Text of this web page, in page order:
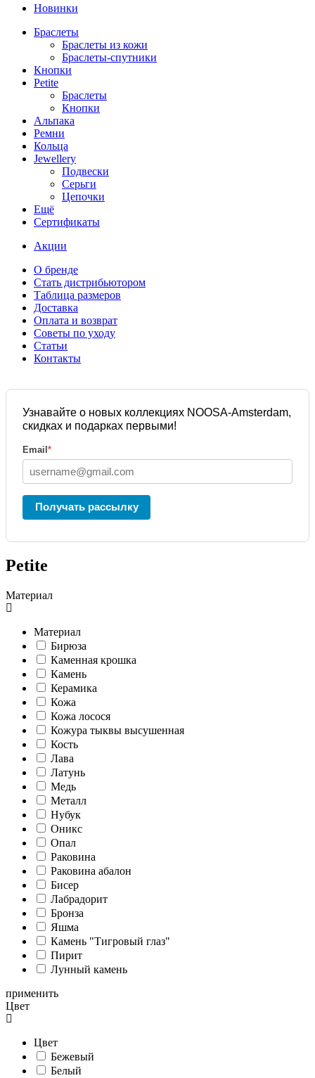
Новинки
Браслеты
Браслеты из кожи
Браслеты-спутники
Кнопки
Petite
Браслеты
Кнопки
Альпака
Ремни
Кольца
Jewellery
Подвески
Серьги
Цепочки
Ещё
Сертификаты
Акции
О бренде
Стать дистрибьютором
Таблица размеров
Доставка
Оплата и возврат
Советы по уходу
Статьи
Контакты
Узнавайте о новых коллекциях NOOSA-Amsterdam,
скидках и подарках первыми!
Email *
Получать рассылку
Petite
Материал
Материал
Бирюза
Каменная крошка
Камень
Керамика
Кожа
Кожа лосося
Кожура тыквы высушенная
Кость
Лава
Латунь
Медь
Металл
Нубук
Оникс
Опал
Раковина
Раковина абалон
Бисер
Лабрадорит
Бронза
Яшма
Камень "Тигровый глаз"
Пирит
Лунный камень
применить
Цвет
Цвет
Бежевый
Белый